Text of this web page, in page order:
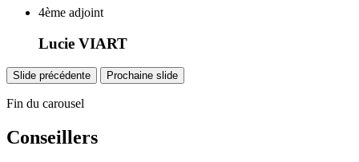
4ème adjoint
Lucie VIART
Slide précédente Prochaine slide
Fin du carousel
Conseillers